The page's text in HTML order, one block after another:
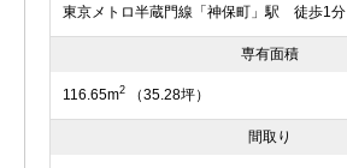
東京メトロ半蔵門線「神保町」駅 徒歩1分
専有面積
116.65m2 （35.28坪）
間取り